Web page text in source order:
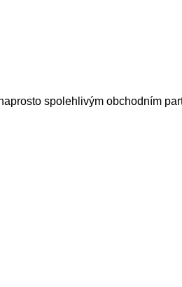
spolehlivým obchodním